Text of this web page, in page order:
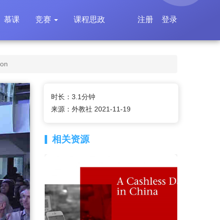
慕课 竞赛 课程思政 登录
注册
时长：3.1分钟
来源：外教社 2021-11-19
相关资源